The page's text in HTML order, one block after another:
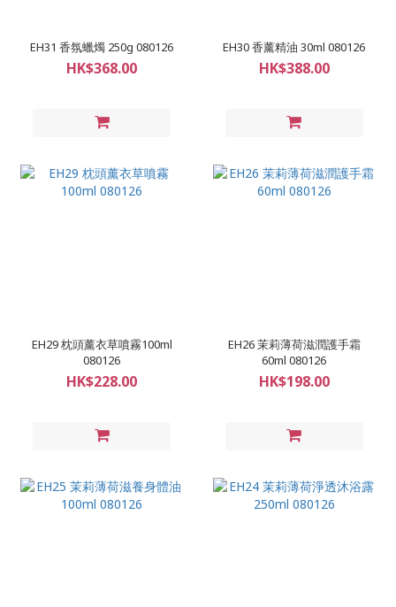
EH31 香氛蠟燭 250g 080126
HK$368.00
EH30 香薰精油 30ml 080126
HK$388.00
EH29 枕頭薰衣草噴霧100ml
080126
HK$228.00
EH26 茉莉薄荷滋潤護手霜
60ml 080126
HK$198.00